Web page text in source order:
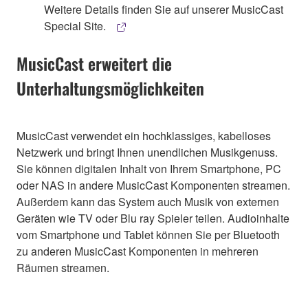
Weitere Details finden Sie auf unserer MusicCast
Special Site.
MusicCast erweitert die
Unterhaltungsmöglichkeiten
MusicCast verwendet ein hochklassiges, kabelloses
Netzwerk und bringt Ihnen unendlichen Musikgenuss.
Sie können digitalen Inhalt von Ihrem Smartphone, PC
oder NAS in andere MusicCast Komponenten streamen.
Außerdem kann das System auch Musik von externen
Geräten wie TV oder Blu ray Spieler teilen. Audioinhalte
vom Smartphone und Tablet können Sie per Bluetooth
zu anderen MusicCast Komponenten in mehreren
Räumen streamen.